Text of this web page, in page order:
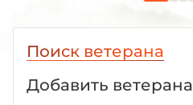
Поиск ветерана
Добавить ветерана